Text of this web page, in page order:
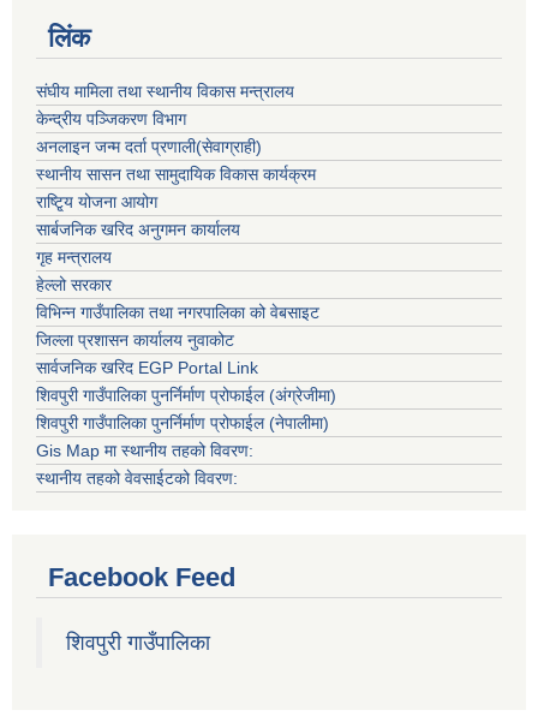
लिंक
संघीय मामिला तथा स्थानीय विकास मन्त्रालय
केन्द्रीय पञ्जिकरण विभाग
अनलाइन जन्म दर्ता प्रणाली(सेवाग्राही)
स्थानीय सासन तथा सामुदायिक विकास कार्यक्रम
राष्टि्ृय योजना आयोग
सार्बजनिक खरिद अनुगमन कार्यालय
गृह मन्त्रालय
हेल्लो सरकार
विभिन्न गाउँपालिका तथा नगरपालिका को वेबसाइट
जिल्ला प्रशासन कार्यालय नुवाकोट
सार्वजनिक खरिद EGP Portal Link
शिवपुरी गाउँपालिका पुनर्निर्माण प्रोफाईल (अंग्रेजीमा)
शिवपुरी गाउँपालिका पुनर्निर्माण प्रोफाईल (नेपालीमा)
Gis Map मा स्थानीय तहको विवरण:
स्थानीय तहको वेवसाईटको विवरण:
Facebook Feed
शिवपुरी गाउँपालिका